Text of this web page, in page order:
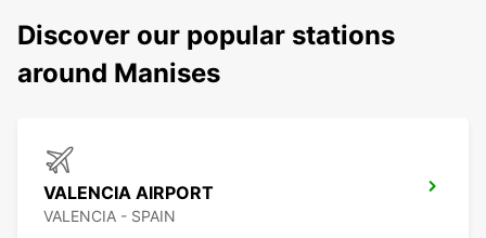
Discover our popular stations
around Manises
VALENCIA AIRPORT
VALENCIA - SPAIN